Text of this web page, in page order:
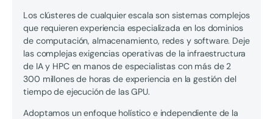
Los clústeres de cualquier escala son sistemas complejos
que requieren experiencia especializada en los dominios
de computación, almacenamiento, redes y software. Deje
las complejas exigencias operativas de la infraestructura
de IA y HPC en manos de especialistas con más de 2
300 millones de horas de experiencia en la gestión del
tiempo de ejecución de las GPU.
Adoptamos un enfoque holístico e independiente de la